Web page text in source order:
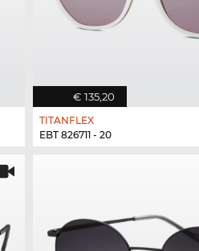
€ 135,20
TITANFLEX
EBT 826711 - 20